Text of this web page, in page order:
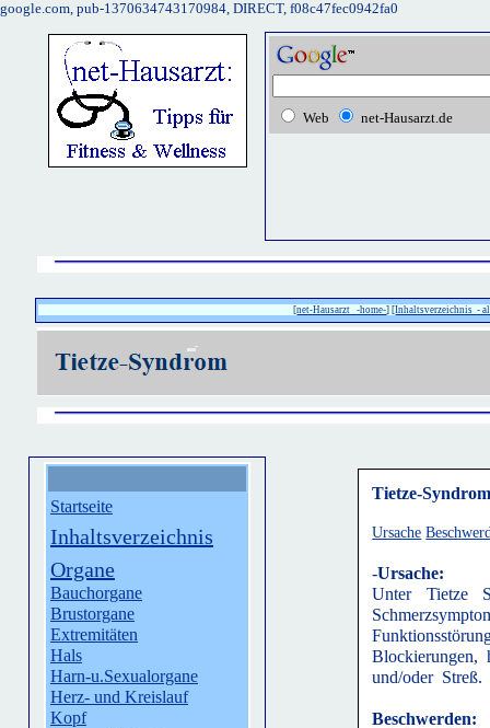
google.com, pub-1370634743170984, DIRECT, f08c47fec0942fa0
Web net-Hausarzt.de
[net-Hausarzt -home-] [Inhaltsverzeichnis -
Startseite
Inhaltsverzeichnis
Organe
Bauchorgane
Brustorgane
Extremitäten
Hals
Harn-u.Sexualorgane
Herz- und Kreislauf
Kopf
Tietze-
Ursache
-Ursache:
Unter Tietze
Blockierungen,
und/oder Streß.
Beschwerden: